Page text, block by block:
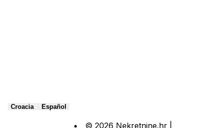
Croacia Español
© 2026 Nekretnine.hr |